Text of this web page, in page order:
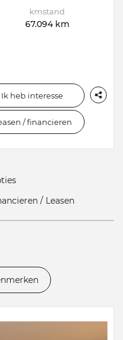
kmstand
67.094 km
Ik heb interesse
/ financieren
/ Leasen